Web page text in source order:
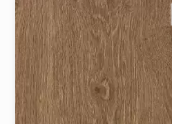
Место доставки
Начало второго (и